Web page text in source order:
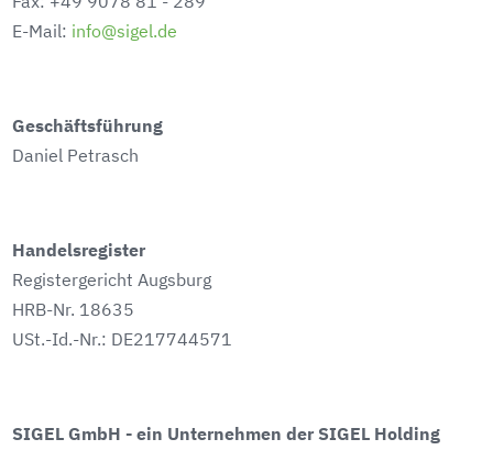
E-Mail: info@sigel.de
Geschäftsführung
Daniel Petrasch
Handelsregister
Registergericht Augsburg
HRB-Nr. 18635
USt.-Id.-Nr.: DE217744571
SIGEL GmbH - ein Unternehmen der SIGEL Holding